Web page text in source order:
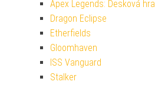
Apex Legends: Desková hra
Dragon Eclipse
Etherfields
Gloomhaven
ISS Vanguard
Stalker